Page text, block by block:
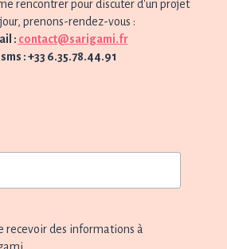
rencontrer pour discuter d'un projet
prenons-rendez-vous :
: contact@sarigami.fr
: +33 6.35.78.44.91
recevoir des informations à